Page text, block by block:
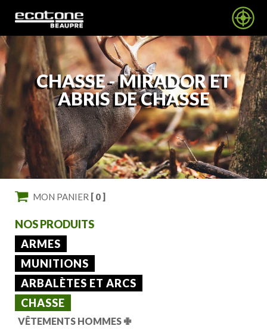
CHASSE -MIRADOR ET
ABRIS DE CHASSE
MON PANIER [ 0 ]
NOS PRODUITS
ARMES
MUNITIONS
ARBALÈTES ET ARCS
CHASSE
VÊTEMENTS HOMMES ✙